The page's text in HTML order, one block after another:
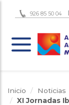
926 85 50 04
Inicio
Noticias
XI Jornadas